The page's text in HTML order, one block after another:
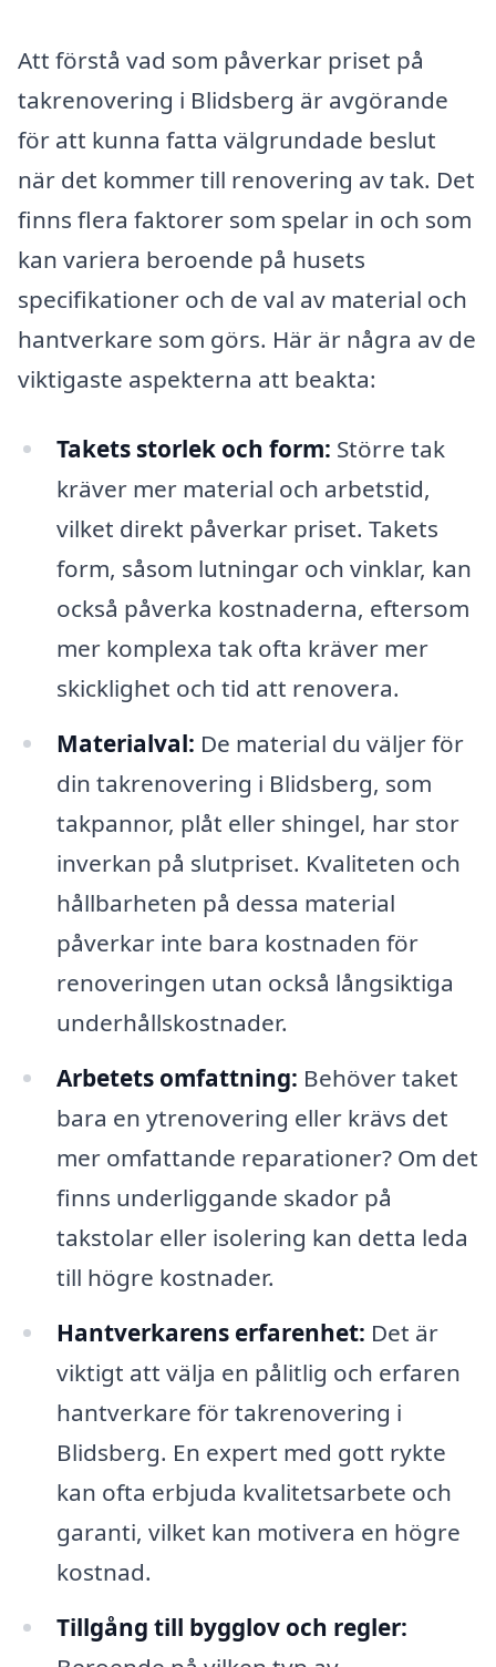
Att förstå vad som påverkar priset på
takrenovering i Blidsberg är avgörande
för att kunna fatta välgrundade beslut
när det kommer till renovering av tak. Det
finns flera faktorer som spelar in och som
kan variera beroende på husets
specifikationer och de val av material och
hantverkare som görs. Här är några av de
viktigaste aspekterna att beakta:
Takets storlek och form: Större tak
kräver mer material och arbetstid,
vilket direkt påverkar priset. Takets
form, såsom lutningar och vinklar, kan
också påverka kostnaderna, eftersom
mer komplexa tak ofta kräver mer
skicklighet och tid att renovera.
Materialval: De material du väljer för
din takrenovering i Blidsberg, som
takpannor, plåt eller shingel, har stor
inverkan på slutpriset. Kvaliteten och
hållbarheten på dessa material
påverkar inte bara kostnaden för
renoveringen utan också långsiktiga
underhållskostnader.
Arbetets omfattning: Behöver taket
bara en ytrenovering eller krävs det
mer omfattande reparationer? Om det
finns underliggande skador på
takstolar eller isolering kan detta leda
till högre kostnader.
Hantverkarens erfarenhet: Det är
viktigt att välja en pålitlig och erfaren
hantverkare för takrenovering i
Blidsberg. En expert med gott rykte
kan ofta erbjuda kvalitetsarbete och
garanti, vilket kan motivera en högre
kostnad.
Tillgång till bygglov och regler: